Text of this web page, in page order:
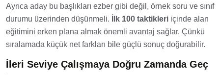
Ayrıca aday bu başlıkları ezber gibi değil, örnek soru ve sınıf
durumu üzerinden düşünmeli.
İlk 100 taktikleri içinde alan
eğitimini erken plana almak önemli avantaj sağlar. Çünkü
sıralamada küçük net farkları bile güçlü sonuç doğurabilir.
İleri Seviye Çalışmaya Doğru Zamanda Geç